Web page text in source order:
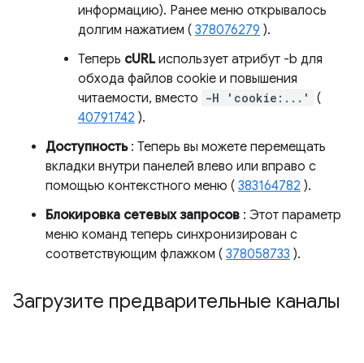
информацию). Ранее меню открывалось
долгим нажатием ( 378076279 ).
Теперь cURLиспользует атрибут -b для
обхода файлов cookie и повышения
читаемости, вместо -H 'cookie:...'
(
40791742 ).
Доступность: Теперь вы можете перемещать
вкладки внутри панелей влево или вправо с
помощью контекстного меню ( 383164782 ).
Блокировка сетевых запросов : Этот параметр
меню команд теперь синхронизирован с
соответствующим флажком ( 378058733 ).
Загрузите предварительные каналы